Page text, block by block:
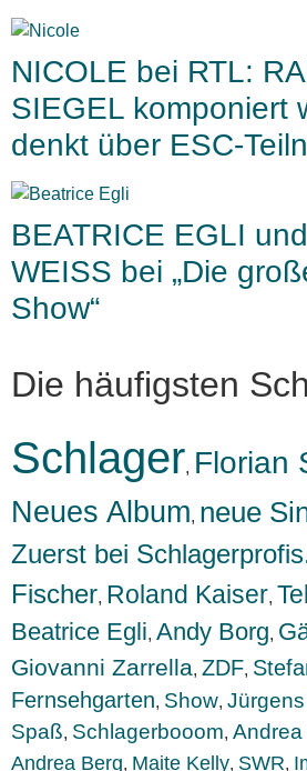
NICOLE bei RTL:
SIEGEL komponiert
denkt über ESC-
BEATRICE EGLI
WEISS bei „Die
Show“
Die häufigsten
Schlager, Florian
Neues Album, neue
Zuerst bei
Fischer, Roland Kaiser,
Beatrice Egli, Andy Borg,
Giovanni Zarrella, ZDF,
Fernsehgarten, Show,
Spaß, Schlagerbooom, Andrea
Andrea Berg, Maite Kelly, SWR,